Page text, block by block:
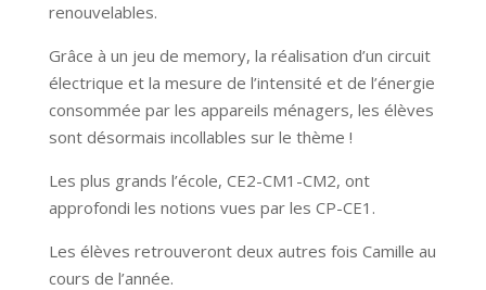
renouvelables.
Grâce à un jeu de memory, la réalisation d’un circuit
électrique et la mesure de l’intensité et de l’énergie
consommée par les appareils ménagers, les élèves
sont désormais incollables sur le thème !
Les plus grands l’école, CE2-CM1-CM2, ont
approfondi les notions vues par les CP-CE1.
Les élèves retrouveront deux autres fois Camille au
cours de l’année.